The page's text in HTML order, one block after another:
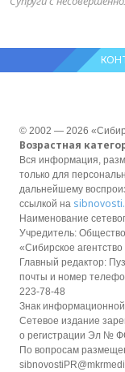
© 2002 — 2026
Возрастная
Вся информация,
только для
дальнейшему
ссылкой на
Наименование
Учредитель:
«Сибирское
Главный редактор:
почты и номер
223-78-48
Знак
Сетевое издание
о регистрации Эл №
По вопросам